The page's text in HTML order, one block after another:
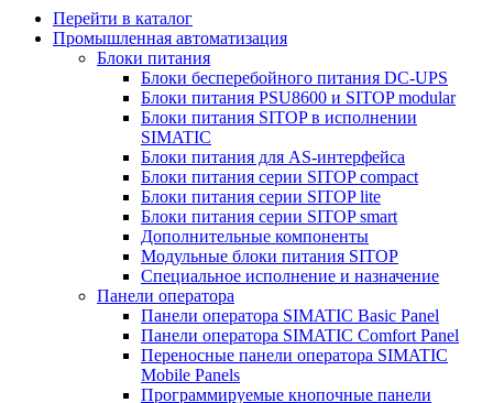
Перейти в каталог
Промышленная автоматизация
Блоки питания
Блоки бесперебойного питания DC-UPS
Блоки питания PSU8600 и SITOP modular
Блоки питания SITOP в исполнении
SIMATIC
Блоки питания для AS-интерфейса
Блоки питания серии SITOP compact
Блоки питания серии SITOP lite
Блоки питания серии SITOP smart
Дополнительные компоненты
Модульные блоки питания SITOP
Специальное исполнение и назначение
Панели оператора
Панели оператора SIMATIC Basic Panel
Панели оператора SIMATIC Comfort Panel
Переносные панели оператора SIMATIC
Mobile Panels
Программируемые кнопочные панели